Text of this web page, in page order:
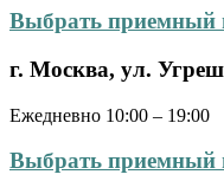
Выбрать приемный
г. Москва, ул.
Ежедневно 10:00 – 19:00
Выбрать приемный